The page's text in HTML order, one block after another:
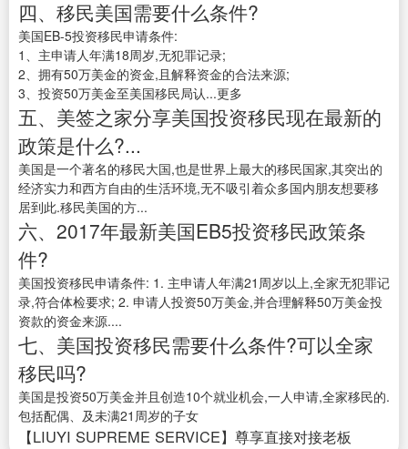
四、移民美国需要什么条件?
美国EB-5投资移民申请条件:
1、主申请人年满18周岁,无犯罪记录;
2、拥有50万美金的资金,且解释资金的合法来源;
3、投资50万美金至美国移民局认...更多
五、美签之家分享美国投资移民现在最新的
政策是什么?...
美国是一个著名的移民大国,也是世界上最大的移民国家,其突出的
经济实力和西方自由的生活环境,无不吸引着众多国内朋友想要移
居到此.移民美国的方...
六、2017年最新美国EB5投资移民政策条
件?
美国投资移民申请条件: 1. 主申请人年满21周岁以上,全家无犯罪记
录,符合体检要求; 2. 申请人投资50万美金,并合理解释50万美金投
资款的资金来源....
七、美国投资移民需要什么条件?可以全家
移民吗?
美国是投资50万美金并且创造10个就业机会,一人申请,全家移民的.
包括配偶、及未满21周岁的子女
【LIUYI SUPREME SERVICE】尊享直接对接老板